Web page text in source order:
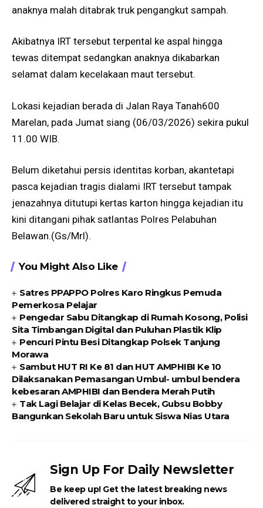
anaknya malah ditabrak truk pengangkut sampah.
Akibatnya IRT tersebut terpental ke aspal hingga
tewas ditempat sedangkan anaknya dikabarkan
selamat dalam kecelakaan maut tersebut.
Lokasi kejadian berada di Jalan Raya Tanah600
Marelan, pada Jumat siang (06/03/2026) sekira pukul
11.00 WIB.
Belum diketahui persis identitas korban, akantetapi
pasca kejadian tragis dialami IRT tersebut tampak
jenazahnya ditutupi kertas karton hingga kejadian itu
kini ditangani pihak satlantas Polres Pelabuhan
Belawan.(Gs/Mrl).
You Might Also Like
Satres PPAPPO Polres Karo Ringkus Pemuda
Pemerkosa Pelajar
Pengedar Sabu Ditangkap di Rumah Kosong, Polisi
Sita Timbangan Digital dan Puluhan Plastik Klip
Pencuri Pintu Besi Ditangkap Polsek Tanjung
Morawa
Sambut HUT RI Ke 81 dan HUT AMPHIBI Ke 10
Dilaksanakan Pemasangan Umbul- umbul bendera
kebesaran AMPHIBI dan Bendera Merah Putih
Tak Lagi Belajar di Kelas Becek, Gubsu Bobby
Bangunkan Sekolah Baru untuk Siswa Nias Utara
Sign Up For Daily Newsletter
Be keep up! Get the latest breaking news
delivered straight to your inbox.